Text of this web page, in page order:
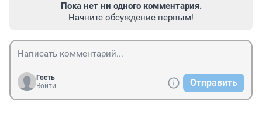
Пока нет ни одного комментария.
Начните обсуждение первым!
Гость
Войти
Отправить